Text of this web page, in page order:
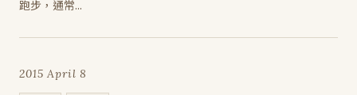
跑步，通常...
2015 April 8